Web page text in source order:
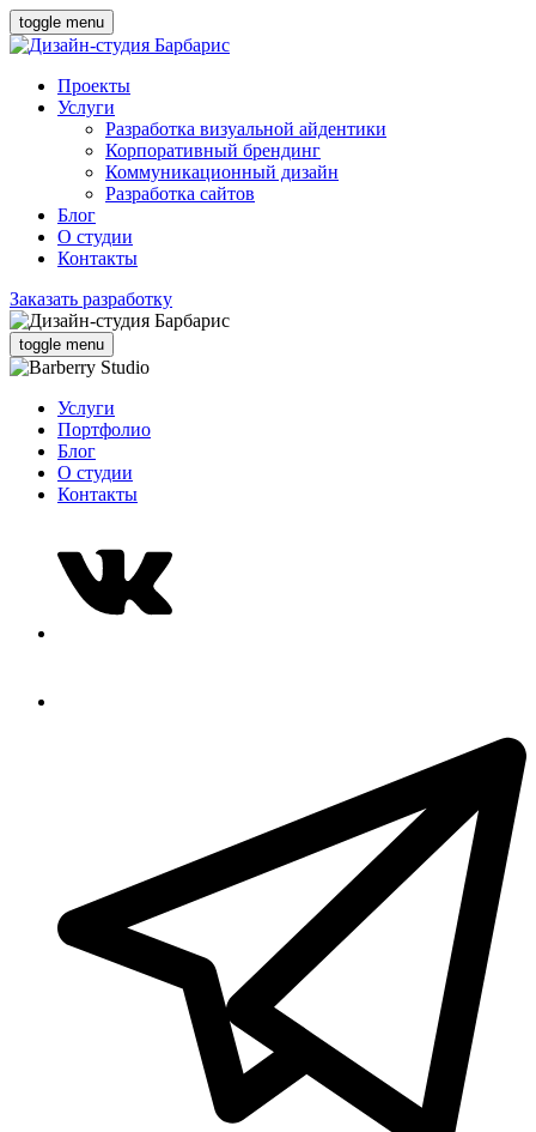
toggle menu
Проекты
Услуги
Разработка визуальной айдентики
Корпоративный брендинг
Коммуникационный дизайн
Разработка сайтов
Блог
О студии
Контакты
Заказать разработку
toggle menu
Услуги
Портфолио
Блог
О студии
Контакты